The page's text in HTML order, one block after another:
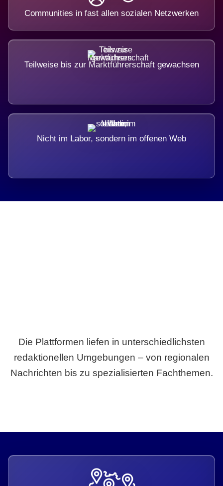
Communities in fast allen sozialen Netzwerken
Teilweise bis zur Marktführerschaft gewachsen
Nicht im Labor, sondern im offenen Web
Die Plattformen liefen in unterschiedlichsten
redaktionellen Umgebungen – von regionalen
Nachrichten bis zu spezialisierten Fachthemen.